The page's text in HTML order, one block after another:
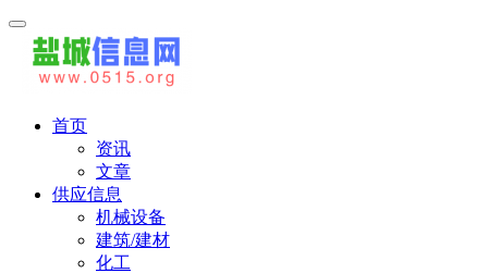
首页
资讯
文章
供应信息
机械设备
建筑/建材
化工